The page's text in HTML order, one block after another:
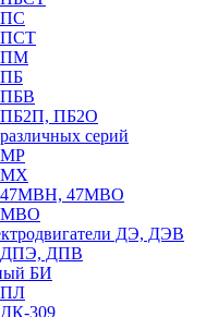
ПС
ПСТ
ПМ
ПБ
ПБВ
ПБ2П, ПБ2О
серий
МР
MX
47MBH, 47МВО
ДЭ, ДЭВ
ДПЭ, ДПВ
БИ
ПЛ
ДК-309